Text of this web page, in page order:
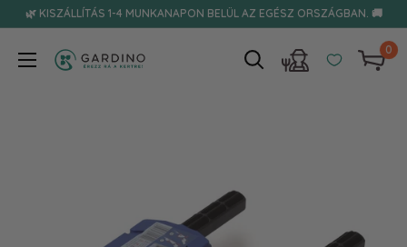
Tovább🌿 KISZÁLLÍTÁS 1-4 MUNKANAPON BELÜL AZ EGÉSZ ORSZÁGBAN. 🚚
Gardino
0